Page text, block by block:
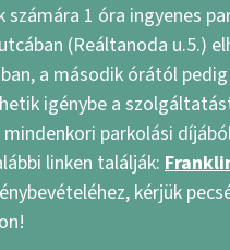
számára 1 óra ingyenes
(Reáltanoda u.5.)
a második órától
igénybe a
parkolási
linken találják:
kérjük